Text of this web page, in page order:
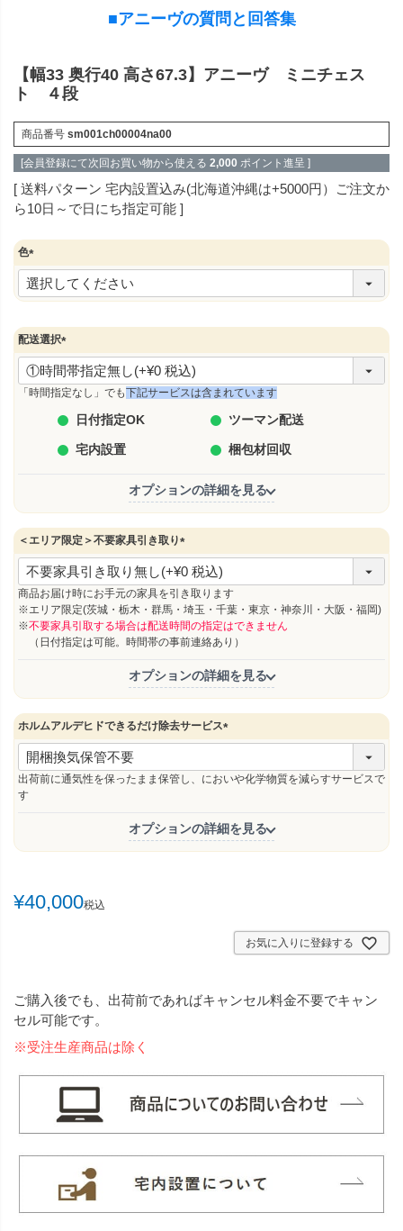
■アニーヴの質問と回答集
【幅33 奥行40 高さ67.3】アニーヴ ミニチェス
ト ４段
商品番号 sm001ch00004na00
[会員登録にて次回お買い物から使える 2,000 ポイント進呈 ]
送料パターン 宅内設置込み(北海道沖縄は+5000円）ご注文か
ら10日～で日にち指定可能
色
(
必
須
配送選択
(
必
須
「時間指定なし」でも下記サービスは含まれています
日付指定OK ツーマン配送
宅内設置 梱包材回収
オプションの詳細を見る
＜エリア限定＞不要家具引き取り
(
必
須
商品お届け時にお手元の家具を引き取ります
※エリア限定(茨城・栃木・群馬・埼玉・千葉・東京・神奈川・大阪・福岡)
※不要家具引取する場合は配送時間の指定はできません
（日付指定は可能。時間帯の事前連絡あり）
オプションの詳細を見る
ホルムアルデヒドできるだけ除去サービス
(
須
出荷前に通気性を保ったまま保管し、においや化学物質を減らすサービスで
す
オプションの詳細を見る
¥40,000税込
お気に入りに登録する
ご購入後でも、出荷前であればキャンセル料金不要でキャン
セル可能です。
※受注生産商品は除く